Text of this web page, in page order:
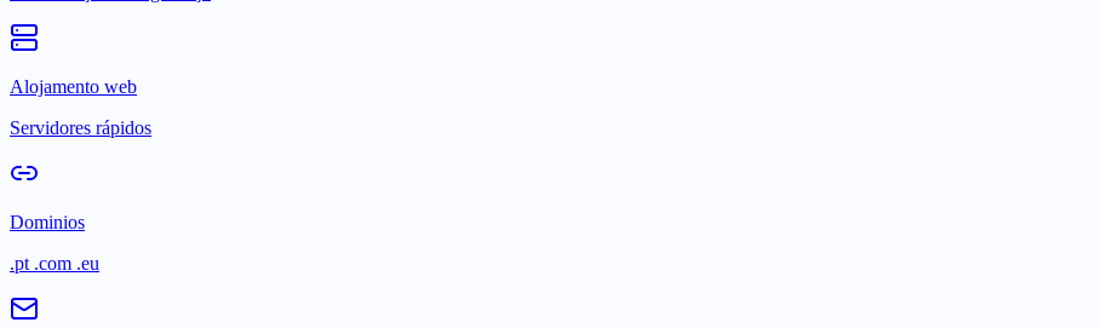
Alojamento web
Servidores rápidos
Dominios
.pt .com .eu